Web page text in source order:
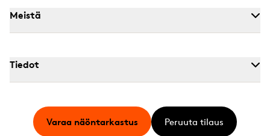
Meistä
Tiedot
Varaa näöntarkastus Peruuta tilaus